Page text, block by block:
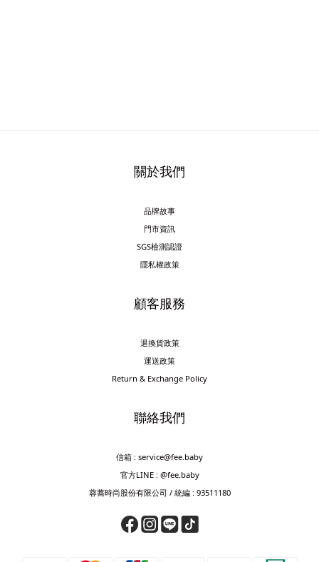
關於我們
品牌故事
門市資訊
SGS檢測認證
隱私權政策
顧客服務
退換貨政策
運送政策
Return & Exchange Policy
聯絡我們
信箱 : service@fee.baby
官方LINE : @fee.baby
蓉蕎時尚股份有限公司 / 統編 : 93511180